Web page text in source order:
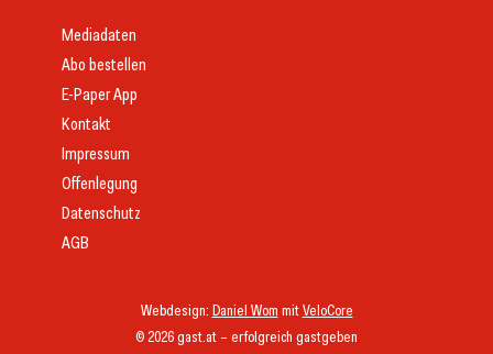
© 2026 gast.at – erfolgreich gastgeben
Webdesign: Daniel Wom mitVeloCore
Mediadaten
Abo bestellen
E-Paper App
Kontakt
Impressum
Offenlegung
Datenschutz
AGB